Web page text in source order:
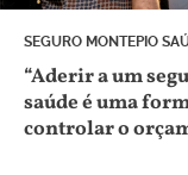
SEGURO MONTEPIO
“Aderir a um
saúde é uma
controlar o